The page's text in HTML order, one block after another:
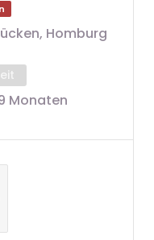
Homburg
Monaten